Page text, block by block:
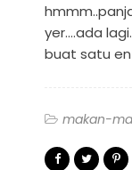
yer....ada
buat satu
makan-